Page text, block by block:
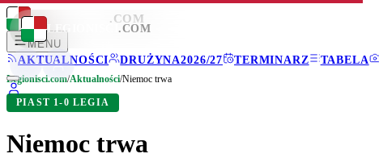
LEGIONISCI .COM
MENU
AKTUALNOŚCI
DRUŻYNA2026/27 TERMINARZ TABELA
LEGIONISCI .COM
Legionisci.com/Aktualności/Niemoc trwa
PIAST 1-0 LEGIA
Niemoc trwa